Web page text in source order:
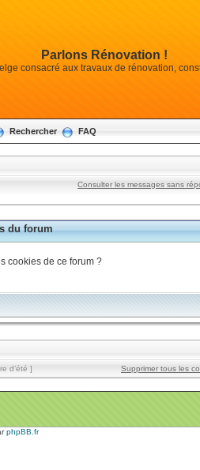
Parlons Rénovation !
consacré aux travaux de rénovation,
Rechercher FAQ
Consulter les messages sans
du forum
cookies de ce forum ?
d’été ] Supprimer tous les
phpBB.fr